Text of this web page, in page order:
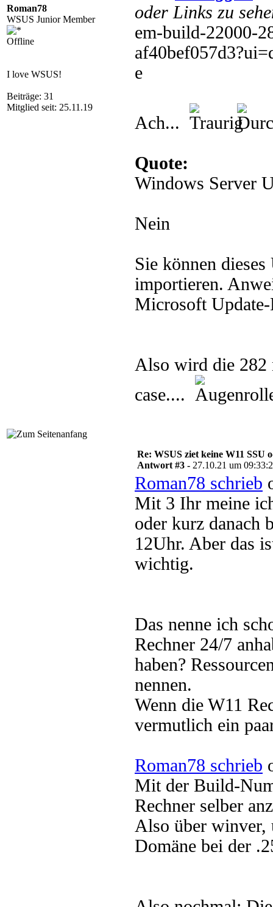
Roman78
WSUS Junior Member
Offline
I love WSUS!
Beiträge: 31
Mitglied seit: 25.11.19
oder Links zu
em-build-22000-
e
Ach...
Quote:
Windows Server
Nein
Sie können
importieren.
Microsoft
Also wird die 282
case....
Re: WSUS ziet keine W11 SSU
Antwort #3 - 27.10.21 um
Roman78 schrieb
Mit 3 Ihr meine
oder kurz danach
12Uhr. Aber das
wichtig.
Das nenne ich
Rechner 24/7
haben?
nennen.
Wenn die W11
vermutlich ein
Roman78 schrieb
Mit der Build-
Rechner selber
Also über winver,
Domäne bei der